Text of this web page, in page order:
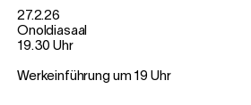
27.2.26
Onoldiasaal
19.30 Uhr
Werkeinführung um 19 Uhr